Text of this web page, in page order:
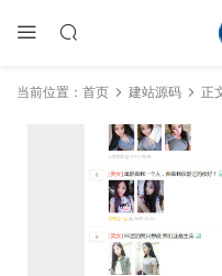
当前位置： 首页 建站源码 正